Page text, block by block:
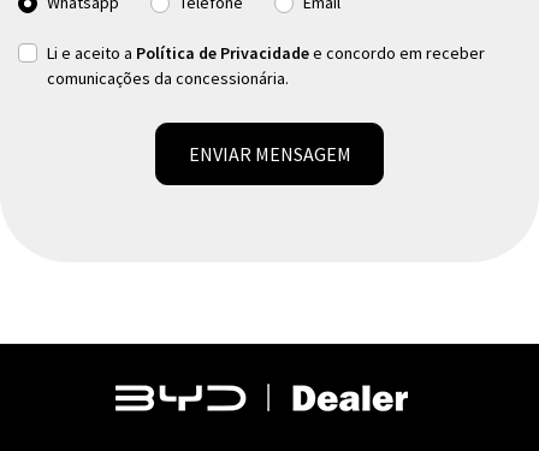
Li e aceito a Política de Privacidadee concordo em receber
comunicações da concessionária.
ENVIAR MENSAGEM